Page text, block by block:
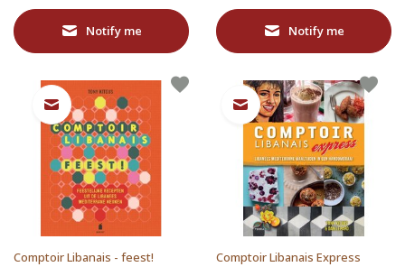
Notify me Notify me
Comptoir Libanais - feest! Comptoir Libanais Express